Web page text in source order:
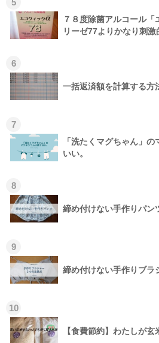
5
７８度除菌アルコール「
リーゼ77よりかなり刺激
6
一括返済額を計算する方
7
「洗たくマグちゃん」
いい。
8
締め付けない手作りパン
9
締め付けない手作りブラ
10
【食費節約】わたしが